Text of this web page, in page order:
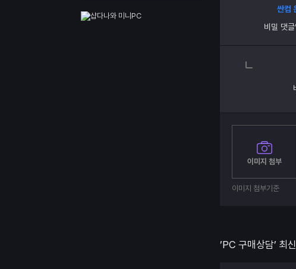
싼컴
비밀 댓
이미지 첨부
이미지 첨부기준
’PC 구매상담’ 최